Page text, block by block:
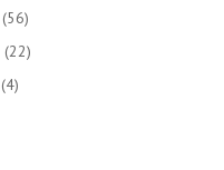
(56)
(22)
(4)